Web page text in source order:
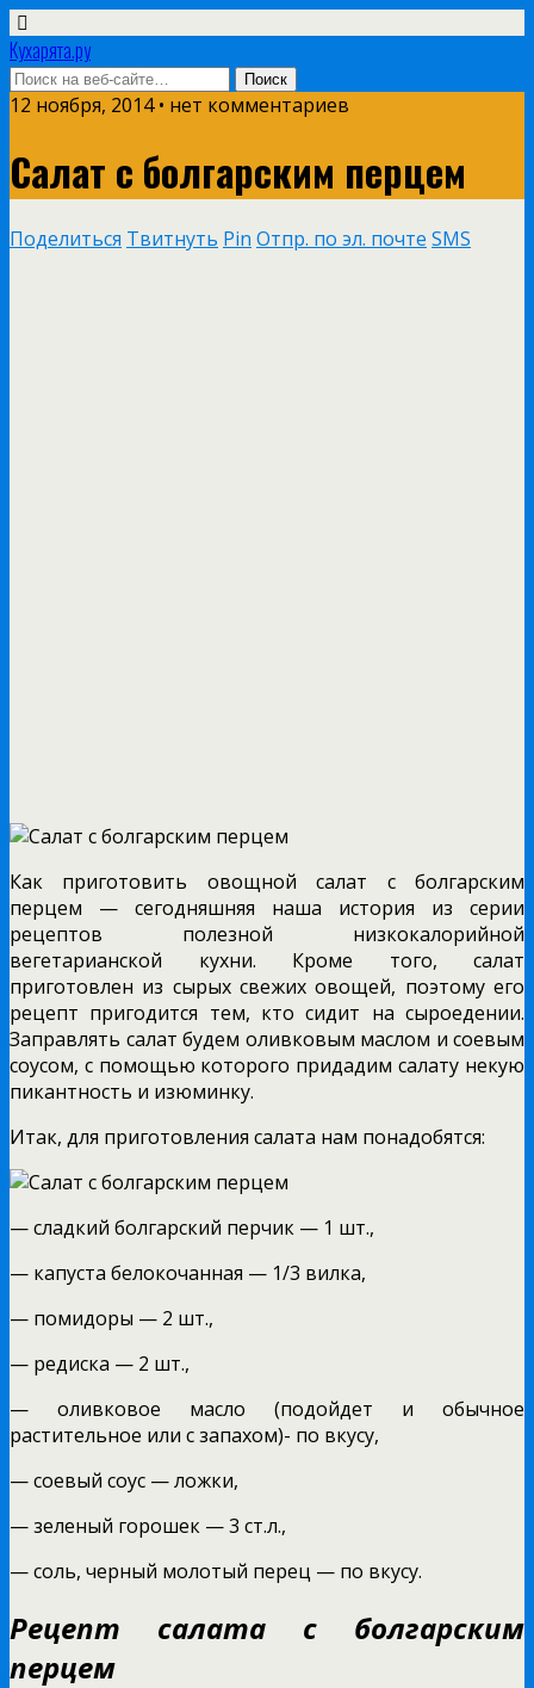
Кухарята.ру
12 ноября, 2014 • нет комментариев
Салат с болгарским перцем
Поделиться Твитнуть Pin Отпр. по эл. почте SMS
Как приготовить овощной салат с болгарским
перцем — сегодняшняя наша история из серии
рецептов полезной низкокалорийной
вегетарианской кухни. Кроме того, салат
приготовлен из сырых свежих овощей, поэтому его
рецепт пригодится тем, кто сидит на сыроедении.
Заправлять салат будем оливковым маслом и соевым
соусом, с помощью которого придадим салату некую
пикантность и изюминку.
Итак, для приготовления салата нам понадобятся:
— сладкий болгарский перчик — 1 шт.,
— капуста белокочанная — 1/3 вилка,
— помидоры — 2 шт.,
— редиска — 2 шт.,
— оливковое масло (подойдет и обычное
растительное или с запахом)- по вкусу,
— соевый соус — ложки,
— зеленый горошек — 3 ст.л.,
— соль, черный молотый перец — по вкусу.
Рецепт салата с болгарским
перцем